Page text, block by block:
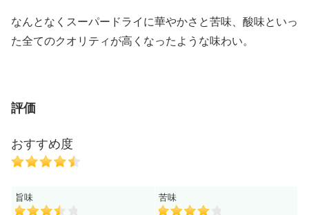
なんとなくスーパードライに華やかさと苦味、酸味といっ
た全てのクオリティが高くなったような味わい。
評価
おすすめ度
旨味 苦味